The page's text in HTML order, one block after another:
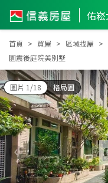
首頁 買屋 區域找屋
園震後庭院美別墅
圖片 1/18 格局圖